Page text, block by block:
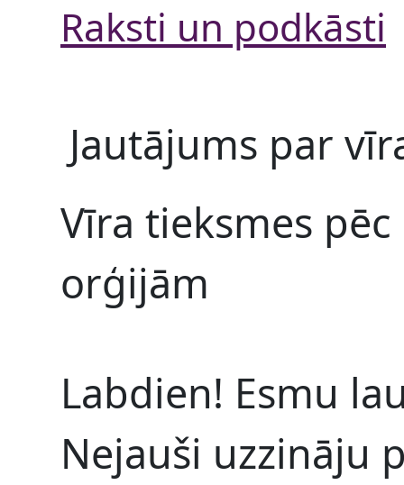
Raksti un podkāsti
Jautājums par
Vīra tieksmes
orģijām
Labdien! Esmu
Nejauši uzzināju